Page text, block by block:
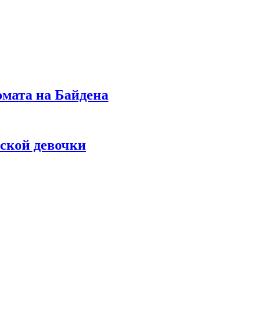
на Байдена
девочки